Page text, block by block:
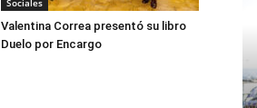
Sociales
Valentina Correa presentó su libro
Duelo por Encargo